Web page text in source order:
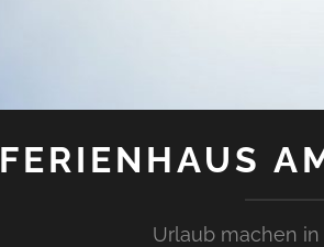
FERIENHAUS
Urlaub machen